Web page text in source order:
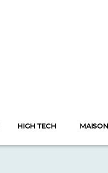
HIGH TECH MAISON